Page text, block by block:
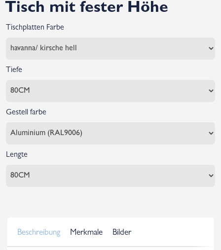
Tisch mit fester Höhe
Tischplatten Farbe
Tiefe
Gestell farbe
Lengte
Beschreibung Merkmale Bilder